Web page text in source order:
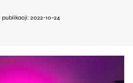
publikacji: 2022-10-24